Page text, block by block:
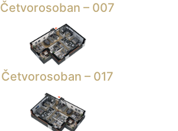
Četvorosoban – 007
Četvorosoban – 017